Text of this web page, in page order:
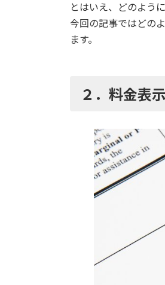
とはいえ、どのよう
今回の記事ではどの
ます。
２．料金表